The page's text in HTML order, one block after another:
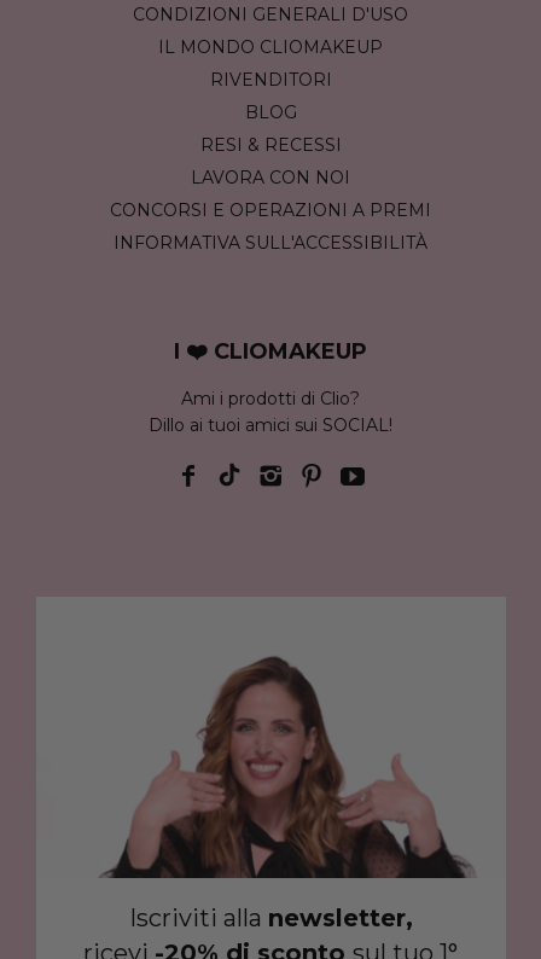
CONDIZIONI GENERALI D'USO
IL MONDO CLIOMAKEUP
RIVENDITORI
BLOG
RESI & RECESSI
LAVORA CON NOI
CONCORSI E OPERAZIONI A PREMI
INFORMATIVA SULL'ACCESSIBILITÀ
I ❤️ CLIOMAKEUP
Ami i prodotti di Clio?
Dillo ai tuoi amici sui SOCIAL!
Iscriviti alla newsletter,
ricevi -20% di sconto sul tuo 1°